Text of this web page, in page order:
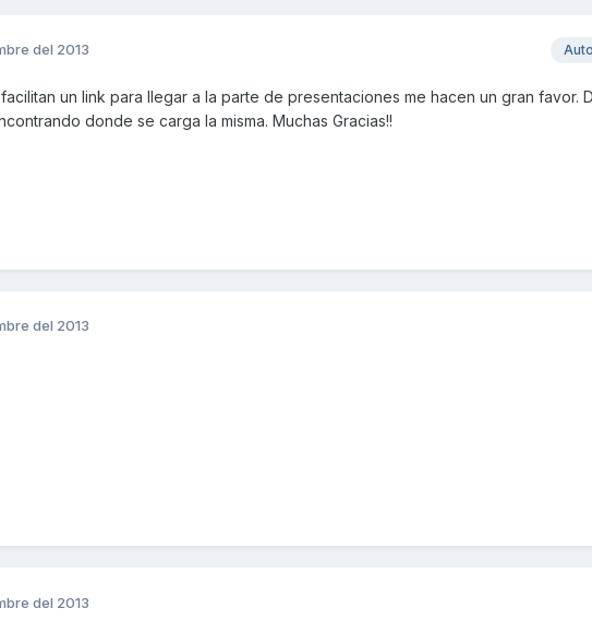
del 2013
un link para llegar a la parte de presentaciones me hacen un gran favor.
donde se carga la misma. Muchas Gracias!!
del 2013
del 2013